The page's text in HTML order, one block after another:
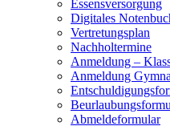
Essensversorgung
Digitales
Vertretungsplan
Nachholtermine
Anmeldung –
Anmeldung
Abmeldeformular